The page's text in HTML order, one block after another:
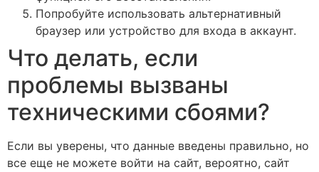
Попробуйте использовать альтернативный
браузер или устройство для входа в аккаунт.
Что делать, если
проблемы вызваны
техническими сбоями?
Если вы уверены, что данные введены правильно, но
все еще не можете войти на сайт, вероятно, сайт